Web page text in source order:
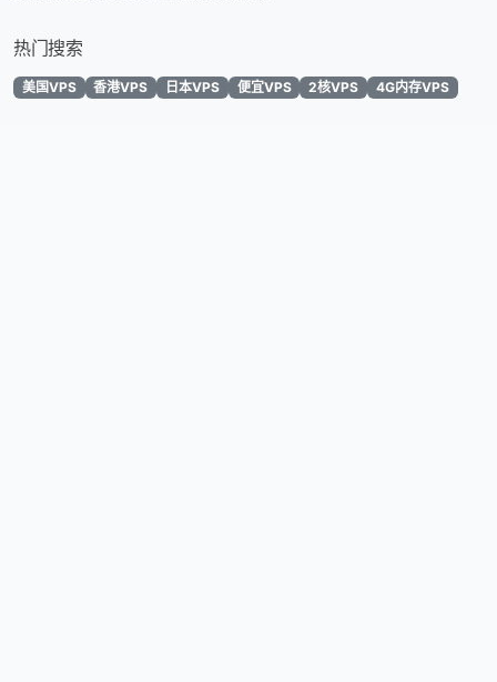
热门搜索
美国VPS 香港VPS 日本VPS 便宜VPS 2核VPS 4G内存VPS